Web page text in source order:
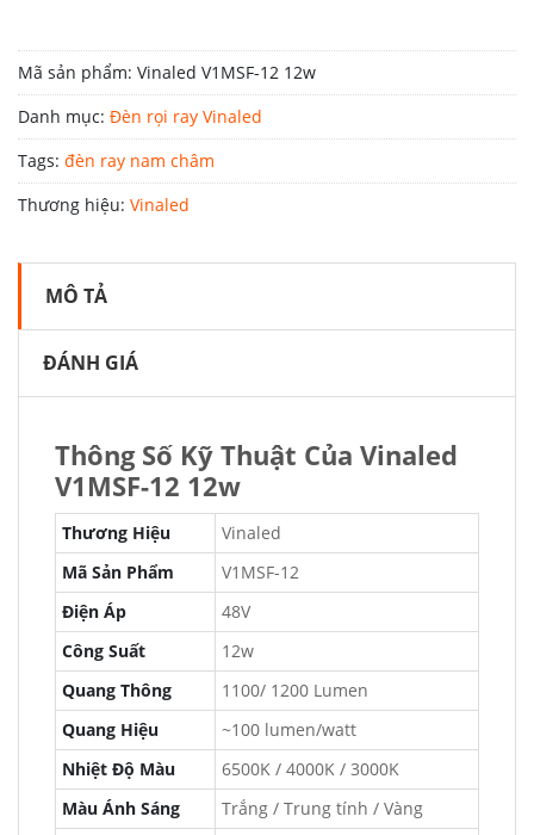
Mã sản phẩm: Vinaled V1MSF-12 12w
Danh mục: Đèn rọi ray Vinaled
Tags: đèn ray nam châm
Thương hiệu: Vinaled
MÔ TẢ
ĐÁNH GIÁ
Thông Số Kỹ Thuật Của Vinaled
V1MSF-12 12w
Thương Hiệu
Vinaled
Mã Sản Phẩm
V1MSF-12
Điện Áp
48V
Công Suất
12w
Quang Thông
1100/ 1200 Lumen
Quang Hiệu
~100 lumen/watt
Nhiệt Độ Màu
6500K / 4000K / 3000K
Màu Ánh Sáng
Trắng / Trung tính / Vàng